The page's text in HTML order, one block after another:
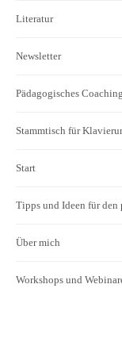
Literatur
Newsletter
Pädagogisches Coaching
Stammtisch für
Start
Tipps und Ideen für
Über mich
Workshops und